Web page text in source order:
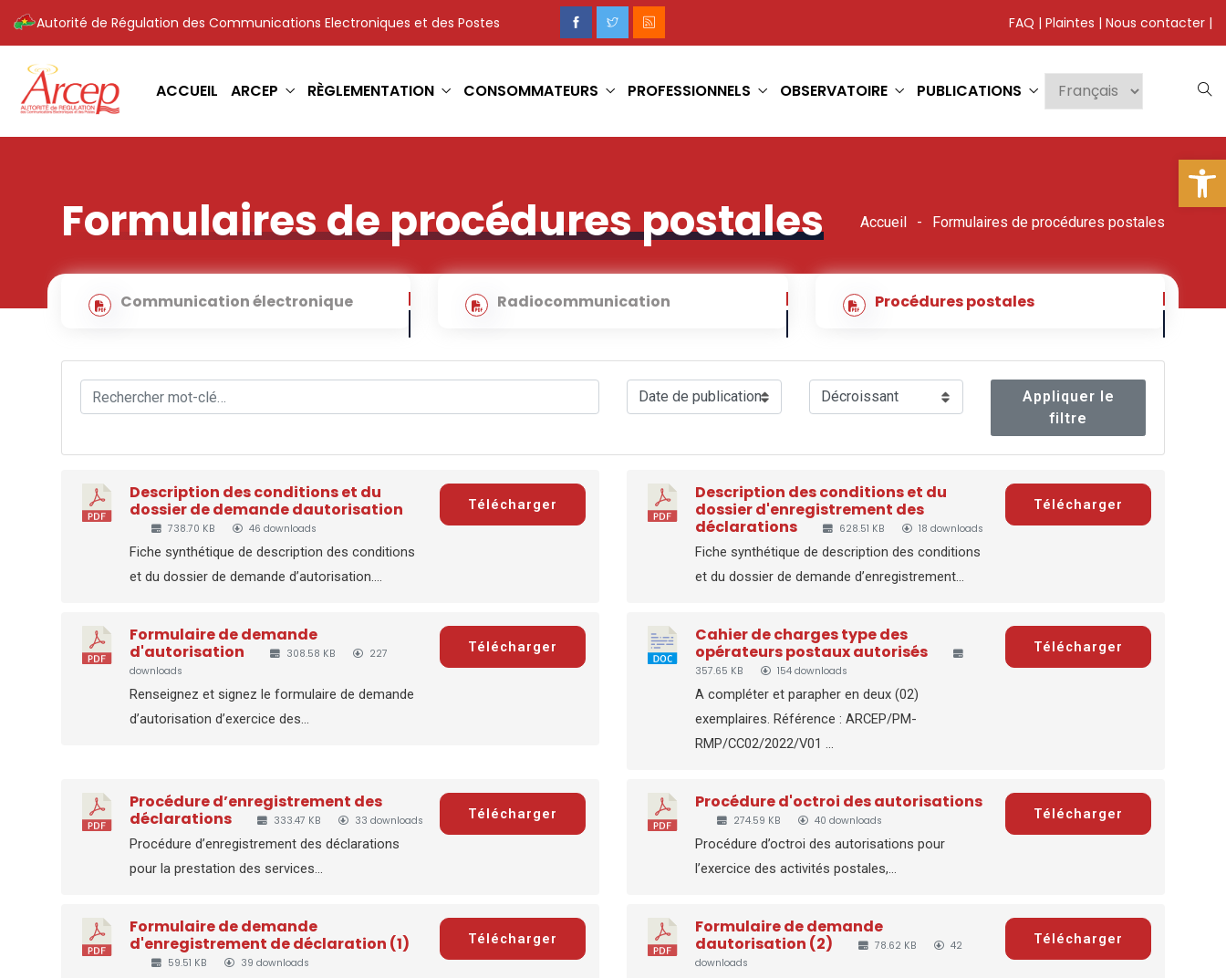
Autorité de Régulation des Communications Electroniques et des Postes FAQ | Plaintes | Nous contacter |
ACCUEIL ARCEP RÈGLEMENTATION CONSOMMATEURS PROFESSIONNELS OBSERVATOIRE PUBLICATIONS
Formulaires de procédures postales Accueil Formulaires de procédures postales
Communication électronique Radiocommunication Procédures postales
Appliquer le
filtre
Description des conditions et du
dossier de demande dautorisation
738.70 KB 46 downloads
Fiche synthétique de description des conditions
et du dossier de demande d’autorisation....
Télécharger
Description des conditions et du
dossier d'enregistrement des
déclarations
628.51 KB 18 downloads
Fiche synthétique de description des conditions
et du dossier de demande d’enregistrement...
Télécharger
Formulaire de demande
d'autorisation
308.58 KB
227
downloads
Renseignez et signez le formulaire de demande
d’autorisation d’exercice des...
Télécharger
Cahier de charges type des
opérateurs postaux autorisés
357.65 KB 154 downloads
A compléter et parapher en deux (02)
exemplaires. Référence : ARCEP/PM-
RMP/CC02/2022/V01 ...
Télécharger
Procédure d’enregistrement des
déclarations
333.47 KB 33 downloads
Procédure d’enregistrement des déclarations
pour la prestation des services...
Télécharger
Procédure d'octroi des autorisations
274.59 KB 40 downloads
Procédure d’octroi des autorisations pour
l’exercice des activités postales,...
Télécharger
Formulaire de demande
d'enregistrement de déclaration (1)
59.51 KB 39 downloads
Télécharger
Formulaire de demande
dautorisation (2)
78.62 KB
42
downloads
Télécharger